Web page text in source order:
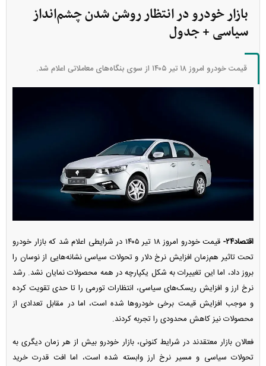
بازار خودرو در انتظار روشن شدن چشم‌انداز
سیاسی + جدول
قیمت خودرو امروز ۱۸ تیر ۱۴۰۵ از سوی بنگاه‌های معاملاتی اعلام شد.
اقتصاد۲۴-
قیمت خودرو امروز ۱۸ تیر ۱۴۰۵ در شرایطی اعلام شد که بازار خودرو
تحت تاثیر هم‌زمان افزایش نرخ دلار و تحولات سیاسی نشانه‌هایی از نوسان را
بروز داد، اما این تغییرات به شکل یکپارچه در همه محصولات نمایان نشد. رشد
نرخ ارز و افزایش ریسک‌های سیاسی، انتظارات تورمی را تا حدی تقویت کرده
و موجب افزایش قیمت برخی خودروها شده است، اما در مقابل تعدادی از
محصولات نیز کاهش محدودی را تجربه کردند.
فعالان بازار معتقدند در شرایط کنونی، بازار خودرو بیش از هر زمان دیگری به
تحولات سیاسی و مسیر نرخ ارز وابسته شده است، اما افت قدرت خرید